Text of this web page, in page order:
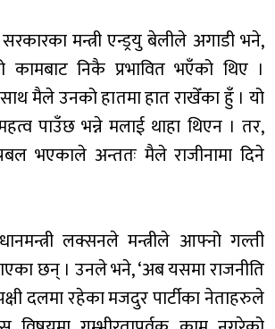
मन्त्री एन्ड्रयु बेलीले अगाडी भने,
कामबाट निकै प्रभावित भएँको थिए ।
मैले उनको हातमा हात राखेँका हुँ । यो
पाउँछ भन्ने मलाई थाहा थिएन । तर,
भएकाले अन्ततः मैले राजीनामा दिने
लक्सनले मन्त्रीले आफ्नो गल्ती
छन् । उनले भने, ‘अब यसमा राजनीति
दलमा रहेका मजदुर पार्टीका नेताहरुले